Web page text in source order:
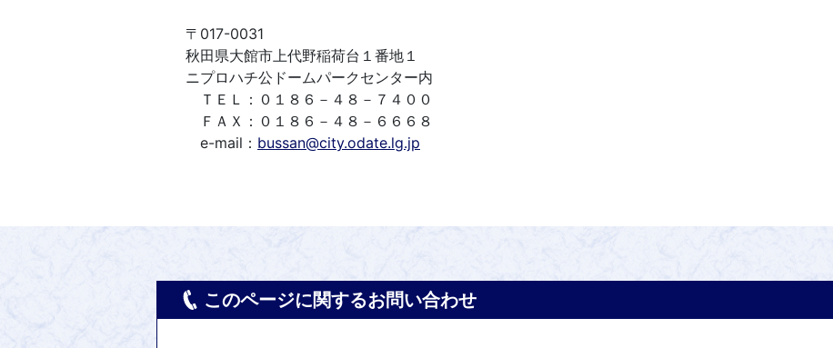
〒017-0031
秋田県大館市上代野稲荷台１番地１
ニプロハチ公ドームパークセンター内
ＴＥＬ：０１８６－４８－７４００
ＦＡＸ：０１８６－４８－６６６８
e-mail： bussan@city.odate.lg.jp
このページに関するお問い合わせ